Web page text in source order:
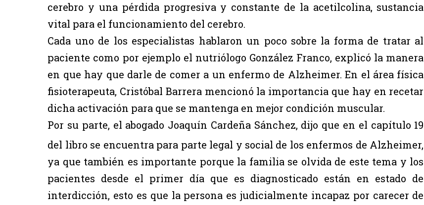
cerebro y una pérdida progresiva y constante de la acetilcolina, sustancia
vital para el funcionamiento del cerebro.
Cada uno de los especialistas hablaron un poco sobre la forma de tratar al
paciente como por ejemplo el nutriólogo González Franco, explicó la manera
en que hay que darle de comer a un enfermo de Alzheimer. En el área física
fisioterapeuta, Cristóbal Barrera mencionó la importancia que hay en recetar
dicha activación para que se mantenga en mejor condición muscular.
Por su parte, el abogado Joaquín Cardeña Sánchez, dijo que en el capítulo 19
del libro se encuentra para parte legal y social de los enfermos de Alzheimer,
ya que también es importante porque la familia se olvida de este tema y los
pacientes desde el primer día que es diagnosticado están en estado de
interdicción, esto es que la persona es judicialmente incapaz por carecer de